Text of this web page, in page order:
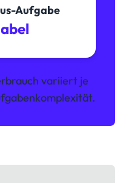
Aufgabe
variiert je